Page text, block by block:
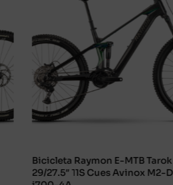
E-MTB Tarok Comp
Cues Avinox M2-DPC-
x